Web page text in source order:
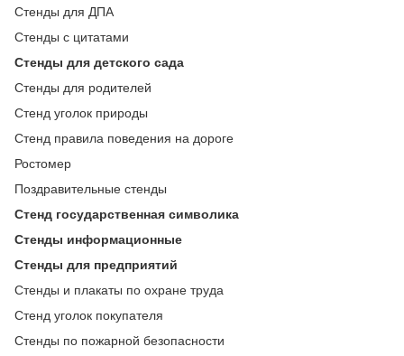
Стенды для ДПА
Стенды с цитатами
Стенды для детского сада
Стенды для родителей
Стенд уголок природы
Стенд правила поведения на дороге
Ростомер
Поздравительные стенды
Стенд государственная символика
Стенды информационные
Стенды для предприятий
Стенды и плакаты по охране труда
Стенд уголок покупателя
Стенды по пожарной безопасности